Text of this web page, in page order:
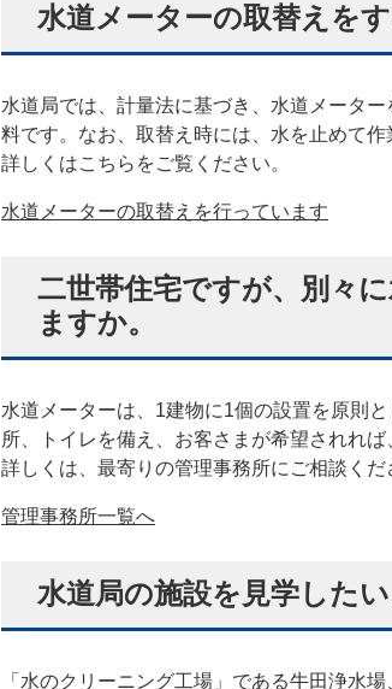
水道メーターの取替えをす
水道局では、計量法に基づき、水道メータ
料です。なお、取替え時には、水を止めて
詳しくはこちらをご覧ください。
水道メーターの取替えを行っています
二世帯住宅ですが、別々
ますか。
水道メーターは、1建物に1個の設置を原則
所、トイレを備え、お客さまが希望されれ
詳しくは、最寄りの管理事務所にご相談くだ
管理事務所一覧へ
水道局の施設を見学したい
「水のクリーニング工場」である牛田浄水